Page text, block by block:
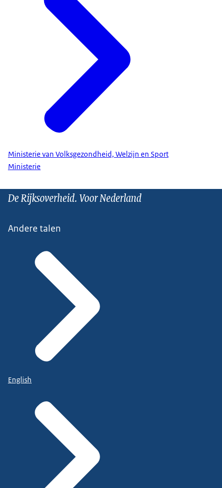
Ministerie van Volksgezondheid, Welzijn en Sport
Ministerie
De Rijksoverheid. Voor Nederland
Andere talen
English